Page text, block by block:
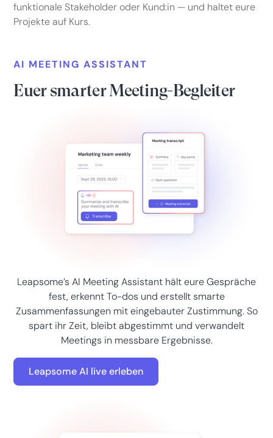
funktionale Stakeholder oder Kund:in — und haltet eure
Projekte auf Kurs.
AI MEETING ASSISTANT
Euer smarter Meeting-Begleiter
Leapsome’s AI Meeting Assistant hält eure Gespräche
fest, erkennt To-dos und erstellt smarte
Zusammenfassungen mit eingebauter Zustimmung. So
spart ihr Zeit, bleibt abgestimmt und verwandelt
Meetings in messbare Ergebnisse.
Leapsome AI live erleben